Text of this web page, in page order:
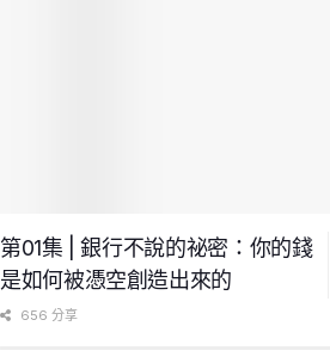
第01集 | 銀行不說的祕密：你的錢
是如何被憑空創造出來的
656 分享